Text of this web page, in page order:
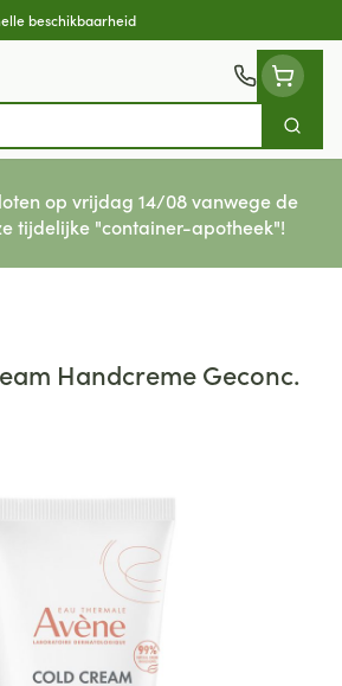
beschikbaarheid
Zoek
op vrijdag 14/08 vanwege de
tijdelijke "container-apotheek"!
Handcreme Geconc.